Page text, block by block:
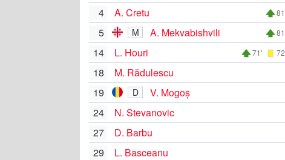
4 A. Cretu
5 M A. Mekvabishvili
14 L. Houri 71'
18
M. Rădulescu
19
D
V. Mogoș
24
N. Stevanovic
27
D. Barbu
29
L. Basceanu